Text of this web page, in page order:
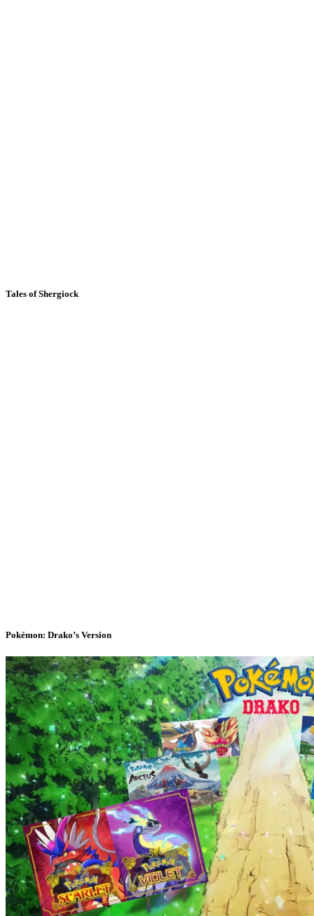
Tales of Shergiock
Pokémon: Drako’s Version